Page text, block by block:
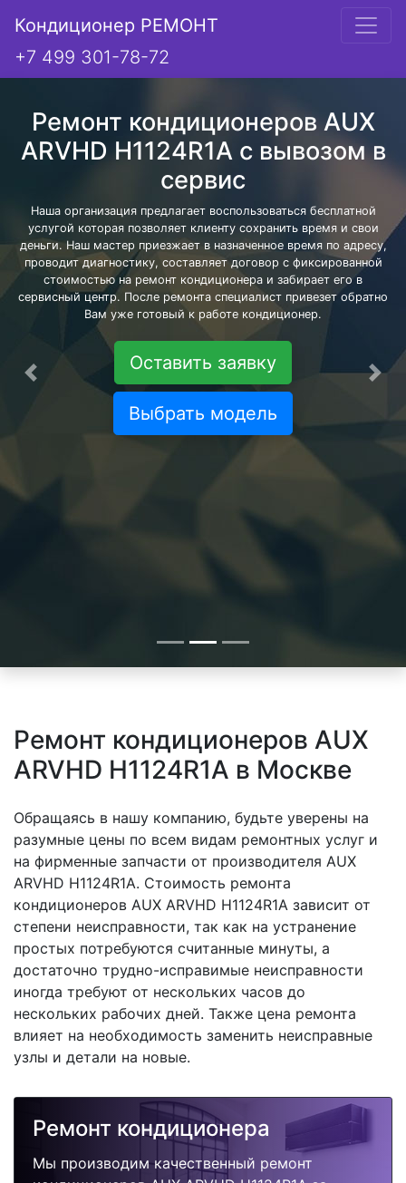
Кондиционер РЕМОНТ
+7 499 301-78-72
Ремонт кондиционеров AUX
ARVHD H1124R1A с вывозом в
сервис
Наша организация предлагает воспользоваться бесплатной
услугой которая позволяет клиенту сохранить время и свои
деньги. Наш мастер приезжает в назначенное время по адресу,
проводит диагностику, составляет договор с фиксированной
стоимостью на ремонт кондиционера и забирает его в
сервисный центр. После ремонта специалист привезет обратно
Вам уже готовый к работе кондиционер.
Оставить заявку
Выбрать модель
Предыдущая
Ремонт кондиционеров AUX
ARVHD H1124R1A в Москве
Обращаясь в нашу компанию, будьте уверены на
разумные цены по всем видам ремонтных услуг и
на фирменные запчасти от производителя AUX
ARVHD H1124R1A. Стоимость ремонта
кондиционеров AUX ARVHD H1124R1A зависит от
степени неисправности, так как на устранение
простых потребуются считанные минуты, а
достаточно трудно-исправимые неисправности
иногда требуют от нескольких часов до
нескольких рабочих дней. Также цена ремонта
влияет на необходимость заменить неисправные
узлы и детали на новые.
Ремонт кондиционера
Мы производим качественный ремонт